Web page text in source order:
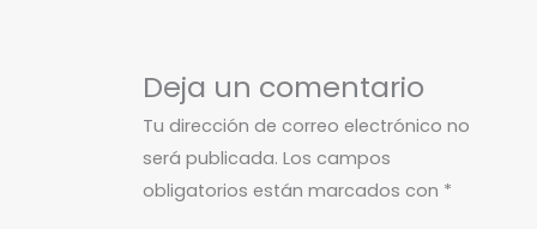
Deja un comentario
Tu dirección de correo electrónico no
será publicada. Los campos
obligatorios están marcados con *